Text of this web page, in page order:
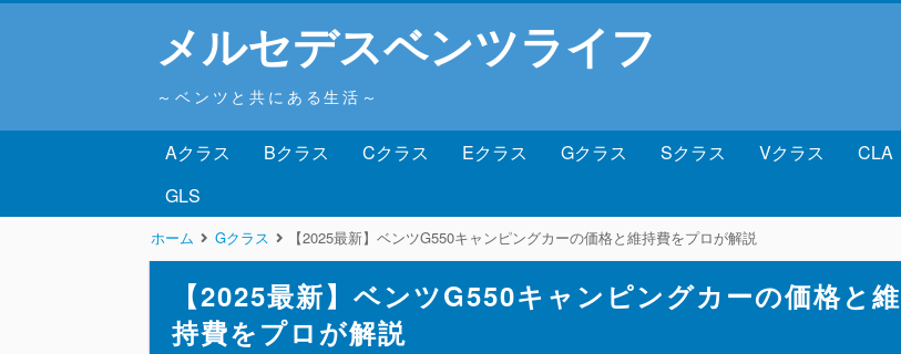
メルセデスベンツライフ
～ベンツと共にある生活～
Aクラス Bクラス Cクラス Eクラス Gクラス Sクラス Vクラス CLA
GLS
ホーム Gクラス 【2025最新】ベンツG550キャンピングカーの価格と維持費をプロが解説
【2025最新】ベンツG550キャンピングカーの価格と維
持費をプロが解説